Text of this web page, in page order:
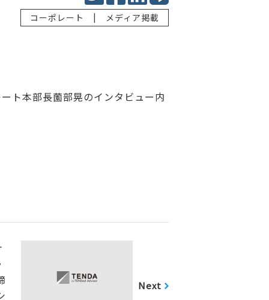
コーポレート | メディア掲載
ト本部長薗部晃のインタビュー内
Next